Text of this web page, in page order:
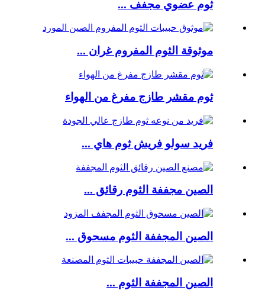
ثوم عضوي مجفف ...
موثوقة الثوم المفروم غران ...
ثوم مقشر طازج مفرغ من الهواء
فريد سولو فريش ثوم هاي ...
الصين مجففة الثوم رقائق ...
الصين المجففة الثوم مسحوق ...
الصين المجففة الثوم ...